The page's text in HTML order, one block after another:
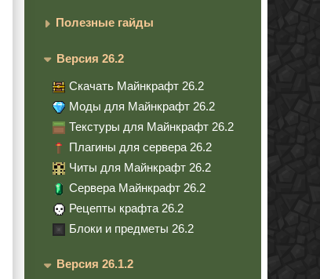
Полезные гайды
Версия 26.2
Скачать Майнкрафт 26.2
Моды для Майнкрафт 26.2
Текстуры для Майнкрафт 26.2
Плагины для сервера 26.2
Читы для Майнкрафт 26.2
Сервера Майнкрафт 26.2
Рецепты крафта 26.2
Блоки и предметы 26.2
Версия 26.1.2